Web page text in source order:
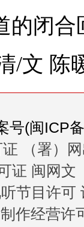
的闭
/文 陈
号(闽ICP
（署）
证 闽网文
节目许可
作经营许